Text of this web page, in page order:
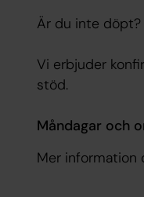
Är du inte
Vi erbjuder
stöd.
Måndagar och
Mer information